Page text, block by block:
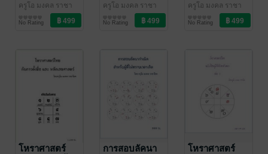
ไทย เล่ม 3
ครูโอ มงคล ราชา
/ บุษกรจันทร์
ดวงพยากรณ์/ฮวง
จุ้ย/โหราศาสตร์
No Rating
ไทย เล่ม 2
ครูโอ มงคล ราชา
/ บุษกรจันทร์
ดวงพยากรณ์/ฮวง
จุ้ย/โหราศาสตร์
No Rating
ไทย เล่ม 1
ครูโอ มงคล ราชา
/ บุษกรจันทร์
ดวงพยากรณ์/ฮวง
จุ้ย/โหราศาสตร์
No Rating
โหราศาสตร์
การสอบลัคนา
โหราศาสตร์